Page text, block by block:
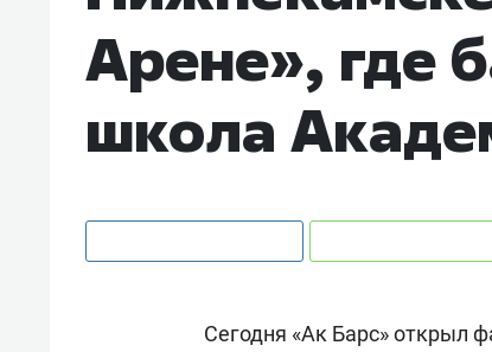
Арене», где
школа
Сегодня «Ак Барс» открыл